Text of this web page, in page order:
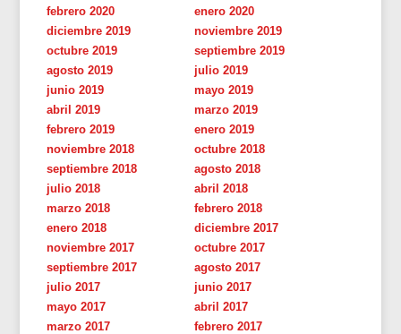
febrero 2020
enero 2020
diciembre 2019
noviembre 2019
octubre 2019
septiembre 2019
agosto 2019
julio 2019
junio 2019
mayo 2019
abril 2019
marzo 2019
febrero 2019
enero 2019
noviembre 2018
octubre 2018
septiembre 2018
agosto 2018
julio 2018
abril 2018
marzo 2018
febrero 2018
enero 2018
diciembre 2017
noviembre 2017
octubre 2017
septiembre 2017
agosto 2017
julio 2017
junio 2017
mayo 2017
abril 2017
marzo 2017
febrero 2017